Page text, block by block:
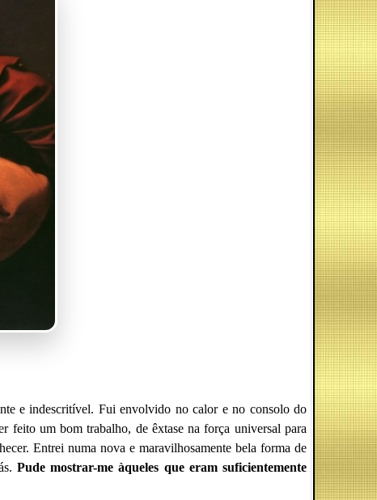
e indescritível. Fui envolvido no calor e no consolo do
feito um bom trabalho, de êxtase na força universal para
Entrei numa nova e maravilhosamente bela forma de
Pude mostrar-me àqueles que eram suficientemente